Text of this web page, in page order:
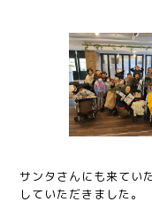
サンタさんにも来てい
していただきました。